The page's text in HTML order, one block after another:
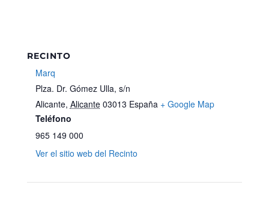
RECINTO
Marq
Plza. Dr. Gómez Ulla, s/n
Alicante, Alicante 03013 España + Google Map
Teléfono
965 149 000
Ver el sitio web del Recinto